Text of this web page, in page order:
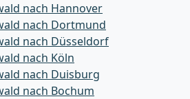
nach Hannover
nach Dortmund
nach Düsseldorf
nach Köln
nach Duisburg
nach Bochum